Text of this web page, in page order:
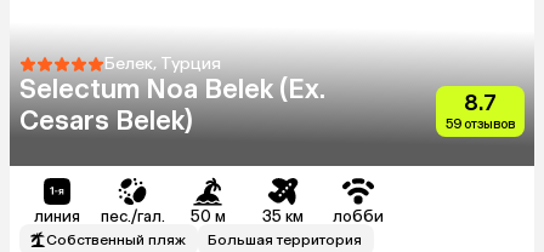
Белек, Турция
Selectum Noa Belek (Ex.
Cesars Belek)
8.7
59 отзывов
линия пес./гал. 50 м 35 км лобби
Собственный пляж Большая территория